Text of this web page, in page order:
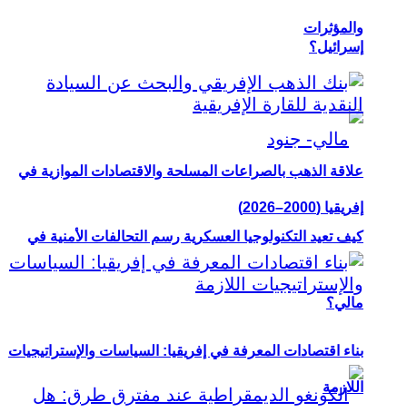
إسرائيل؟
كيف تعيد التكنولوجيا العسكرية رسم التحالفات الأمنية في
مالي؟
والمؤثرات
علاقة الذهب بالصراعات المسلحة والاقتصادات الموازية في
إفريقيا (2000–2026)
بناء اقتصادات المعرفة في إفريقيا: السياسات والإستراتيجيات
اللازمة